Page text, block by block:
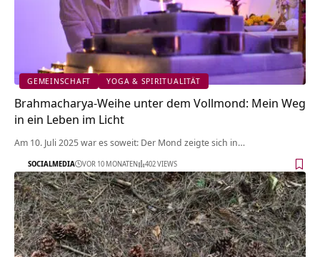
GEMEINSCHAFT YOGA & SPIRITUALITÄT
Brahmacharya-Weihe unter dem Vollmond: Mein Weg
in ein Leben im Licht
Am 10. Juli 2025 war es soweit: Der Mond zeigte sich in…
SOCIALMEDIA VOR 10 MONATEN 402 VIEWS